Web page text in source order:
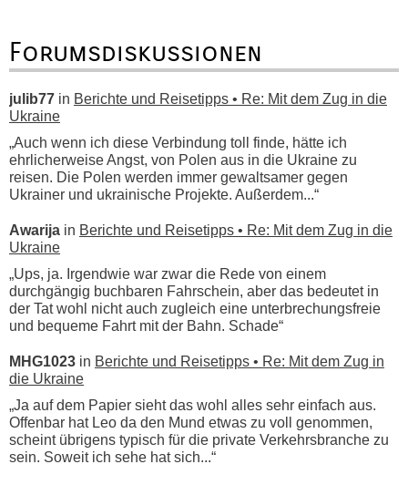
Forumsdiskussionen
julib77 in Berichte und Reisetipps • Re: Mit dem Zug in die
Ukraine
„Auch wenn ich diese Verbindung toll finde, hätte ich
ehrlicherweise Angst, von Polen aus in die Ukraine zu
reisen. Die Polen werden immer gewaltsamer gegen
Ukrainer und ukrainische Projekte. Außerdem...“
Awarija in Berichte und Reisetipps • Re: Mit dem Zug in die
Ukraine
„Ups, ja. Irgendwie war zwar die Rede von einem
durchgängig buchbaren Fahrschein, aber das bedeutet in
der Tat wohl nicht auch zugleich eine unterbrechungsfreie
und bequeme Fahrt mit der Bahn. Schade“
MHG1023 in Berichte und Reisetipps • Re: Mit dem Zug in
die Ukraine
„Ja auf dem Papier sieht das wohl alles sehr einfach aus.
Offenbar hat Leo da den Mund etwas zu voll genommen,
scheint übrigens typisch für die private Verkehrsbranche zu
sein. Soweit ich sehe hat sich...“